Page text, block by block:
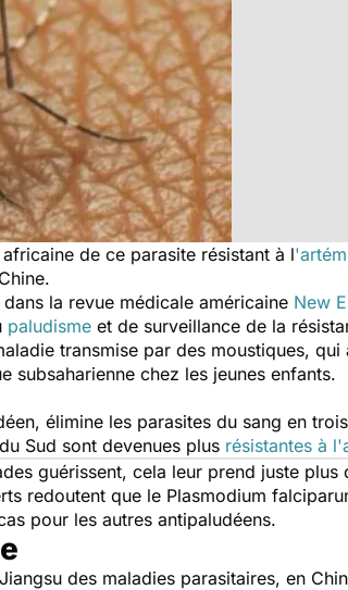
de ce parasite résistant à l
la revue médicale américaine New
paludisme et de surveillance de la
transmise par des moustiques,
chez les jeunes enfants.
élimine les parasites du sang en
Sud sont devenues plus résistantes à
guérissent, cela leur prend juste plus
redoutent que le Plasmodium
pour les autres antipaludéens.
des maladies parasitaires, en